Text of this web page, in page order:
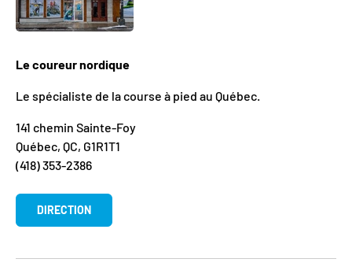
Le coureur nordique
Le spécialiste de la course à pied au Québec.
141 chemin Sainte-Foy
Québec, QC, G1R1T1
(418) 353-2386
DIRECTION